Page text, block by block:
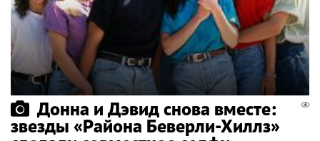
Донна и Дэвид снова вместе:
звезды «Района Беверли-Хиллз»